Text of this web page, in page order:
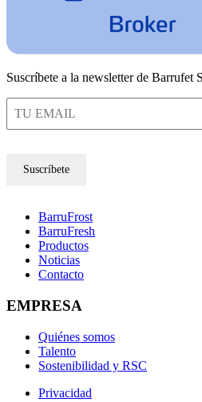
Suscríbete a la newsletter de Barrufet
Suscríbete
BarruFrost
BarruFresh
Productos
Noticias
Contacto
EMPRESA
Quiénes somos
Talento
Sostenibilidad y RSC
Privacidad